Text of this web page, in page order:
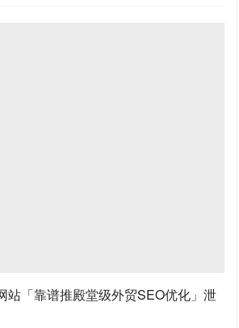
站「靠谱推殿堂级外贸SEO优化」泄